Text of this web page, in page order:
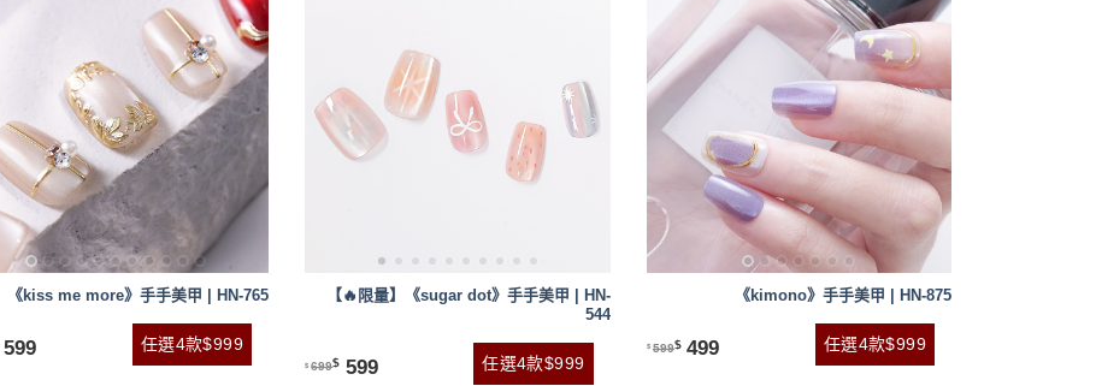
《kiss me more》手手美甲 | HN-765
599 任選4款$999
【🔥限量】《sugar dot》手手美甲 | HN-
544
$ 699$ 599 任選4款$999
《kimono》手手美甲 | HN-875
$ 599$ 499 任選4款$999